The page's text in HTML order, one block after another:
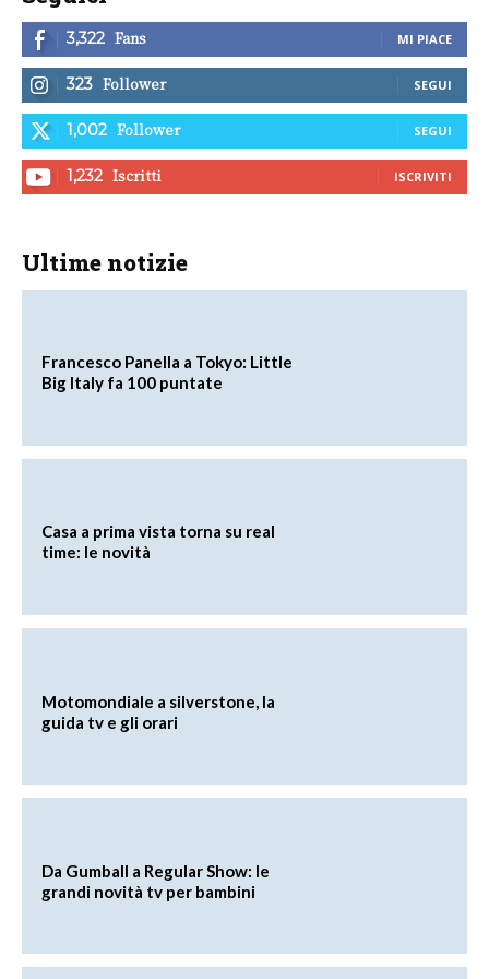
3,322 Fans MI PIACE
323 Follower SEGUI
1,002 Follower SEGUI
1,232 Iscritti ISCRIVITI
Ultime notizie
Francesco Panella a Tokyo: Little
Big Italy fa 100 puntate
Casa a prima vista torna su real
time: le novità
Motomondiale a silverstone, la
guida tv e gli orari
Da Gumball a Regular Show: le
grandi novità tv per bambini